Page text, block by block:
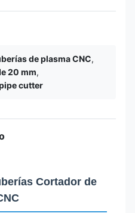
de plasma CNC,
20 mm,
cutter
Cortador de